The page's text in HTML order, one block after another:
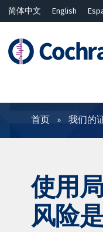
简体中文 English
过滤
首页 我们的
使用
风险